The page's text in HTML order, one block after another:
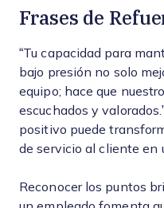
Frases de
“Tu capacidad para
bajo presión no solo
equipo; hace que
escuchados y
positivo puede
de servicio al cliente en
Reconocer los puntos